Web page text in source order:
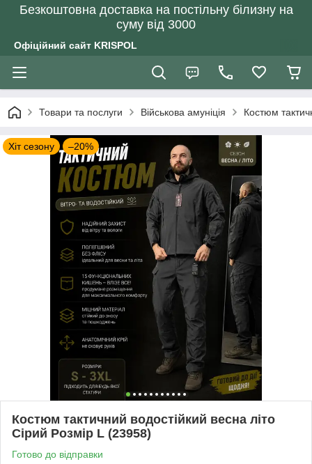
Безкоштовна доставка на постільну білизну на
суму від 3000
Офіційний сайт KRISPOL
Товари та послуги Військова амуніція Костюм
Хіт сезону –20%
Костюм тактичний водостійкий весна літо
Сірий Розмір L (23958)
Готово до відправки